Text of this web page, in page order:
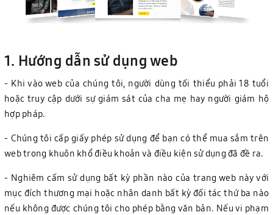
1. Hướng dẫn sử dụng web
- Khi vào web của chúng tôi, người dùng tối thiểu phải 18 tuổi
hoặc truy cập dưới sự giám sát của cha mẹ hay người giám hộ
hợp pháp.
- Chúng tôi cấp giấy phép sử dụng để bạn có thể mua sắm trên
web trong khuôn khổ điều khoản và điều kiện sử dụng đã đề ra.
- Nghiêm cấm sử dụng bất kỳ phần nào của trang web này với
mục đích thương mại hoặc nhân danh bất kỳ đối tác thứ ba nào
nếu không được chúng tôi cho phép bằng văn bản. Nếu vi phạm